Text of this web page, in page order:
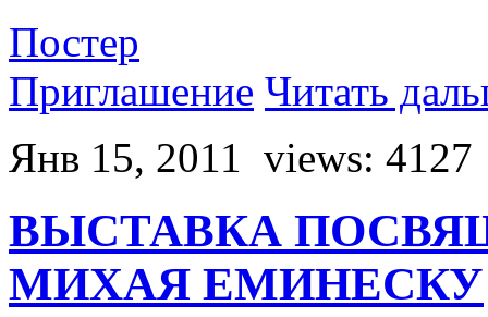
Постер
Приглашение Читать
Янв 15, 2011 views: 4127
ВЫСТАВКА
МИХАЯ ЕМИНЕСКУ